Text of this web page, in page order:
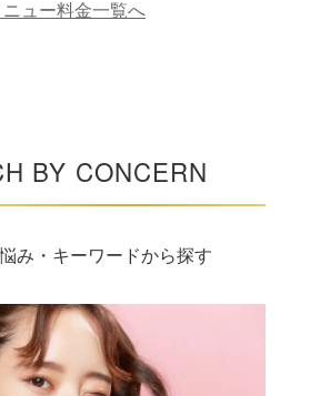
ュー料金一覧へ
BY CONCERN
み・キーワードから探す